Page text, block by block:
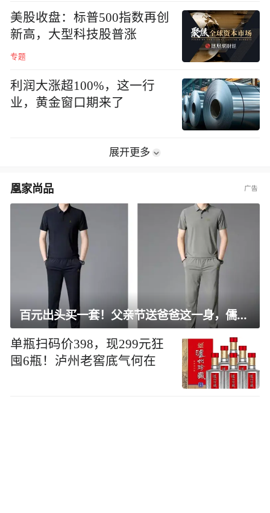
美股收盘：标普500指数再创
新高，大型科技股普涨
专题
利润大涨超100%，这一行
业，黄金窗口期来了
展开更多
凰家尚品
百元出头买一套！父亲节送爸爸这一身，儒雅有型还凉爽
单瓶扫码价398，现299元狂
囤6瓶！泸州老窖底气何在